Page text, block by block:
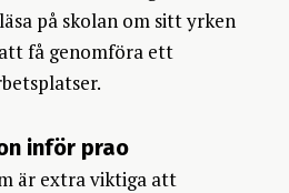
på skolan om sitt yrken
få genomföra ett
inför prao
är extra viktiga att